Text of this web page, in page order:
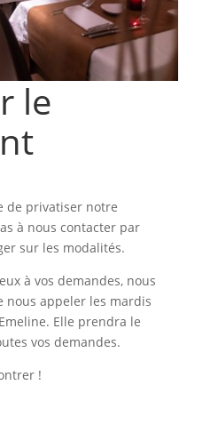
le
de privatiser notre
à nous contacter par
sur les modalités.
à vos demandes, nous
nous appeler les mardis
Elle prendra le
vos demandes.
!